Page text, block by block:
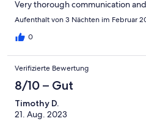
Very thorough communication
kitchen essentials, games,
average rental. The only two
care, but nothing concerning that
renting it again!
Aufenthalt von 3 Nächten im Februar
0
Verifizierte Bewertung
8/10 – Gut
Timothy D.
21. Aug. 2023